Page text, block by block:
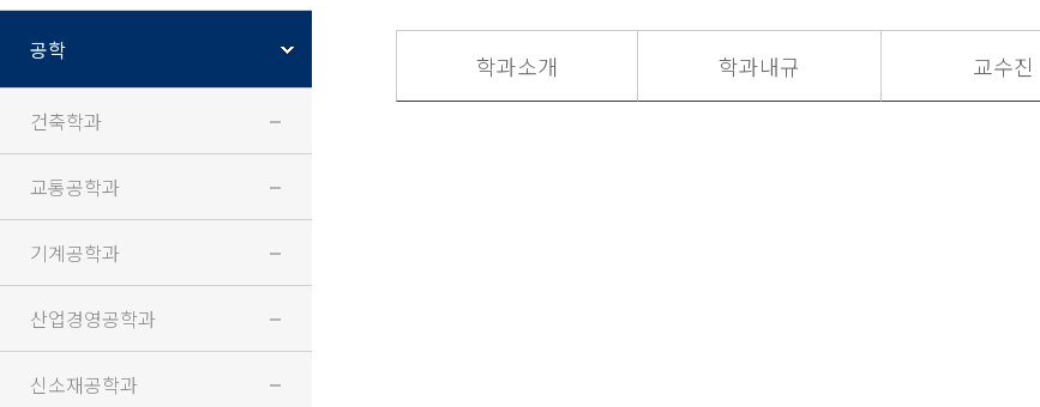
공학
건축학과
교통공학과
기계공학과
산업경영공학과
신소재공학과
학과소개 학과내규 교수진